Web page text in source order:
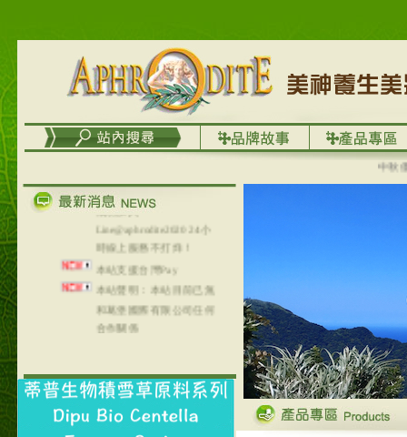
中秋優選
在外租屋者、居住處無管
理員、不方便在工作地點
取件者，歡迎多多使用
【郵局i郵箱】的服務喔～
【i郵箱】設立的地點，請
成功加入
Line@aphrodite2020 24小
時線上服務不打烊！
本站支援台灣Pay
本站聲明：本站目前已無
和葛堡國際有限公司任何
合作關係
本站支援支付宝
NT$320(RMB￥71.00)